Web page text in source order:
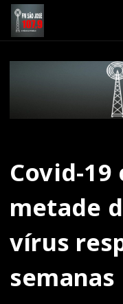
Covid-19
metade
vírus
semanas